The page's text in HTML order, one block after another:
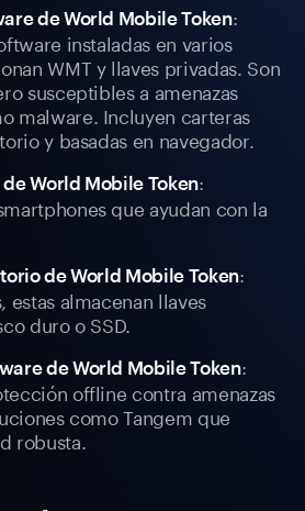
de World Mobile Token:
instaladas en varios
WMT y llaves privadas. Son
susceptibles a amenazas
malware. Incluyen carteras
y basadas en navegador.
World Mobile Token:
que ayudan con la
de World Mobile Token:
estas almacenan llaves
duro o SSD.
de World Mobile Token:
offline contra amenazas
como Tangem que
robusta.